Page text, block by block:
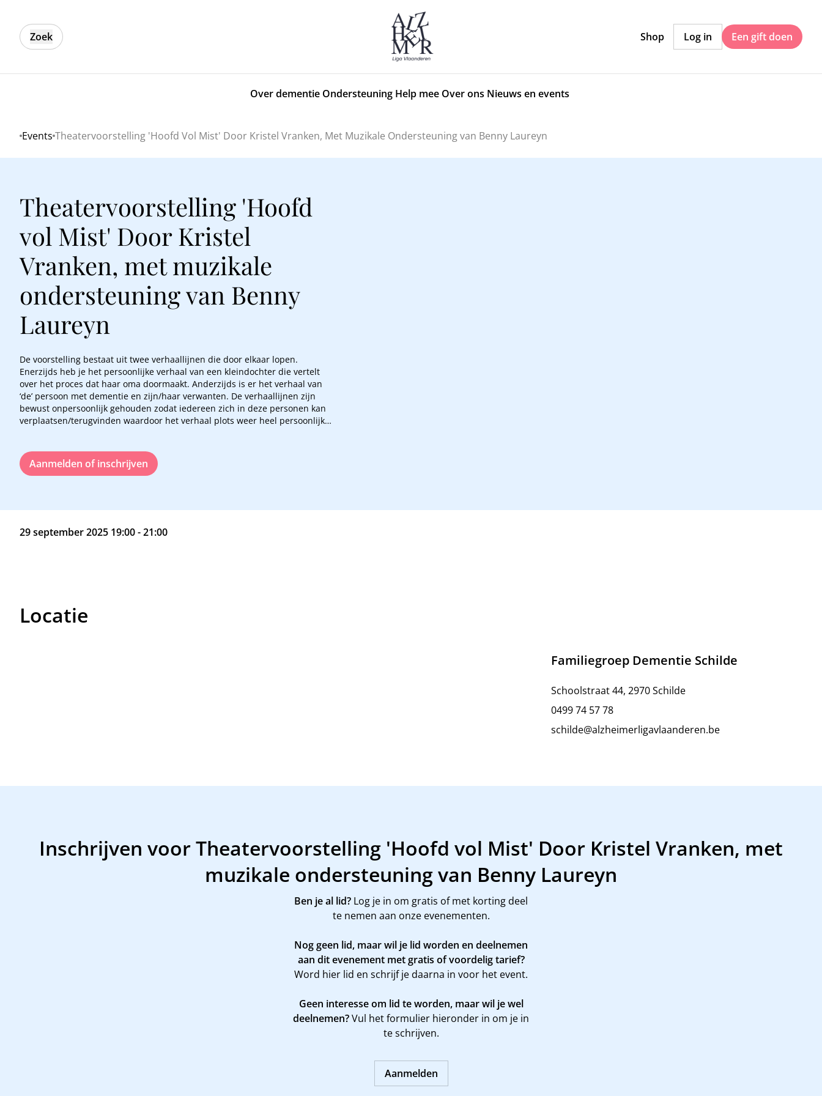
Zoek Shop Log in Een gift doen
Over dementie Ondersteuning Help mee Over ons Nieuws en events
Home
Events Theatervoorstelling 'Hoofd Vol Mist' Door Kristel Vranken, Met Muzikale Ondersteuning van Benny Laureyn
Theatervoorstelling 'Hoofd
vol Mist' Door Kristel
Vranken, met muzikale
ondersteuning van Benny
Laureyn
De voorstelling bestaat uit twee verhaallijnen die door elkaar lopen.
Enerzijds heb je het persoonlijke verhaal van een kleindochter die vertelt
over het proces dat haar oma doormaakt. Anderzijds is er het verhaal van
‘de’ persoon met dementie en zijn/haar verwanten. De verhaallijnen zijn
bewust onpersoonlijk gehouden zodat iedereen zich in deze personen kan
verplaatsen/terugvinden waardoor het verhaal plots weer heel persoonlijk
Aanmelden of inschrijven
29 september 2025 19:00 - 21:00
Locatie
Familiegroep Dementie Schilde
Schoolstraat 44, 2970 Schilde
0499 74 57 78
schilde@alzheimerligavlaanderen.be
Inschrijven voor Theatervoorstelling 'Hoofd vol Mist' Door Kristel Vranken, met
muzikale ondersteuning van Benny Laureyn
Ben je al lid? Log je in om gratis of met korting deel
te nemen aan onze evenementen.
Nog geen lid, maar wil je lid worden en deelnemen
aan dit evenement met gratis of voordelig tarief?
Word hier lid en schrijf je daarna in voor het event.
Geen interesse om lid te worden, maar wil je wel
deelnemen?Vul het formulier hieronder in om je in
te schrijven.
Aanmelden